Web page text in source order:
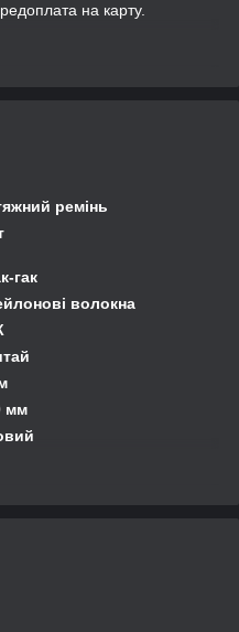
на карту.
ремінь
гак
волокна
мм